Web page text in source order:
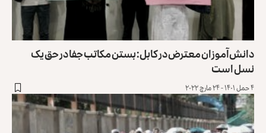
دانش‌آموزان معترض در کابل: بستن مکاتب جفا در حق یک
نسل است
۴ حمل ۱۴۰۱ - ۲۴ مارچ ۲۰۲۲